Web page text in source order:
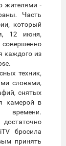
жителями -
Часть
который
12 июня,
каждого из
техник,
словами,
снятых
камерой в
времени.
бросила
принять